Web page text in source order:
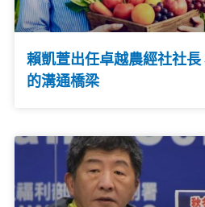
賴凱萱出任卓越農經社社
的溝通橋梁